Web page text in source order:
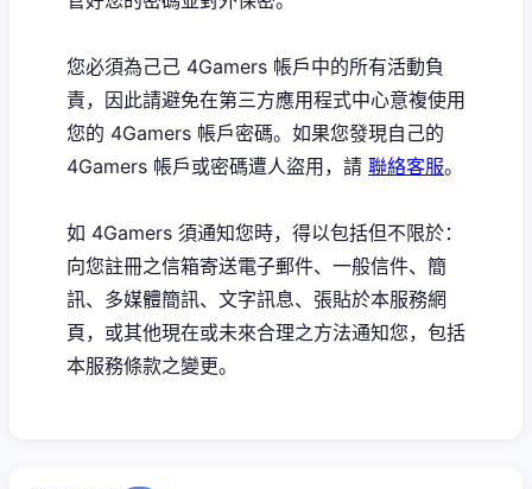
您必須為己己 4Gamers 帳戶中的所有活動負
責，因此請避免在第三方應用程式中心意複使用
您的 4Gamers 帳戶密碼。如果您發現自己的
4Gamers 帳戶或密碼遭人盜用，請 聯絡客服。
如 4Gamers 須通知您時，得以包括但不限於：
向您註冊之信箱寄送電子郵件、一般信件、簡
訊、多媒體簡訊、文字訊息、張貼於本服務網
頁，或其他現在或未來合理之方法通知您，包括
本服務條款之變更。